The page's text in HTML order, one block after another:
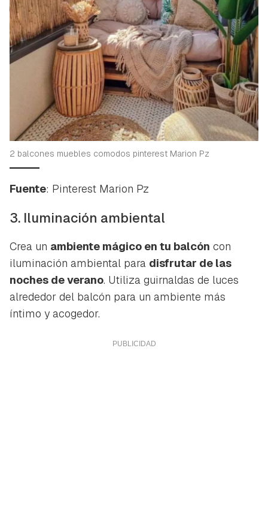
2 balcones muebles comodos pinterest Marion Pz
Fuente: Pinterest Marion Pz
3. Iluminación ambiental
Crea un ambiente mágico en tu balcón con
iluminación ambiental para disfrutar de las
noches de verano. Utiliza guirnaldas de luces
alrededor del balcón para un ambiente más
íntimo y acogedor.